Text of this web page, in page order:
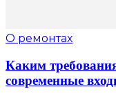
О ремонтах
Каким
современные